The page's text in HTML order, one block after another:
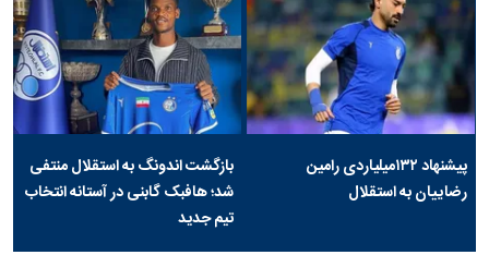
پیشنهاد ۱۳۲میلیاردی رامین
رضاییان به استقلال
بازگشت اندونگ به استقلال منتفی
شد؛ هافبک گابنی در آستانه انتخاب
تیم جدید